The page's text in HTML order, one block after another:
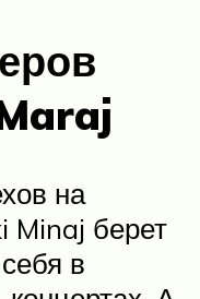
на
Minaj берет
в